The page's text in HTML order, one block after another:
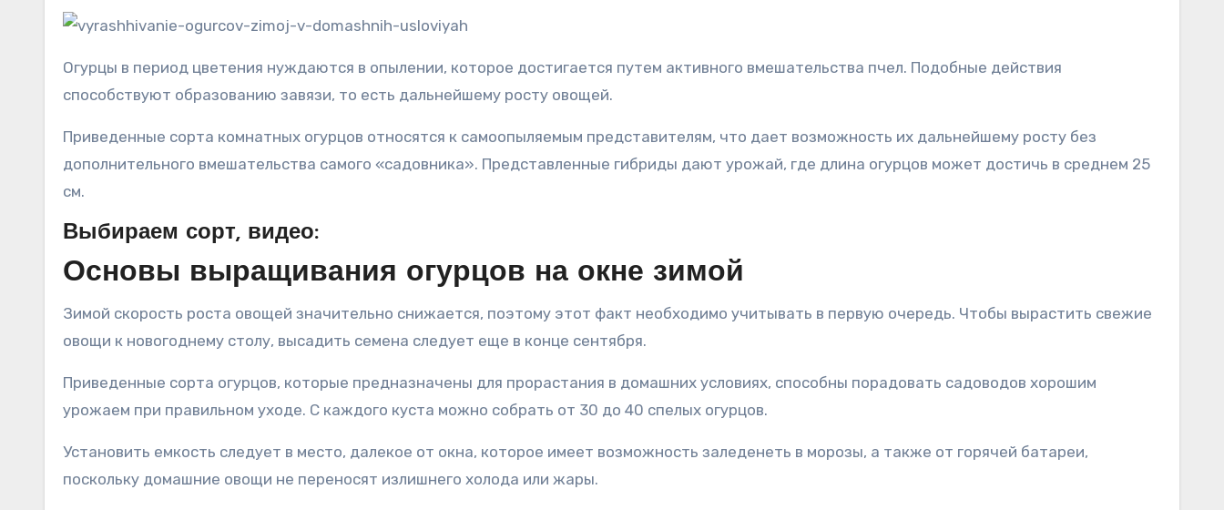
Огурцы в период цветения нуждаются в опылении, которое достигается путем активного вмешательства пчел. Подобные действия
способствуют образованию завязи, то есть дальнейшему росту овощей.
Приведенные сорта комнатных огурцов относятся к самоопыляемым представителям, что дает возможность их дальнейшему росту без
дополнительного вмешательства самого «садовника». Представленные гибриды дают урожай, где длина огурцов может достичь в среднем 25
см.
Выбираем сорт, видео:
Основы выращивания огурцов на окне зимой
Зимой скорость роста овощей значительно снижается, поэтому этот факт необходимо учитывать в первую очередь. Чтобы вырастить свежие
овощи к новогоднему столу, высадить семена следует еще в конце сентября.
Приведенные сорта огурцов, которые предназначены для прорастания в домашних условиях, способны порадовать садоводов хорошим
урожаем при правильном уходе. С каждого куста можно собрать от 30 до 40 спелых огурцов.
Установить емкость следует в место, далекое от окна, которое имеет возможность заледенеть в морозы, а также от горячей батареи,
поскольку домашние овощи не переносят излишнего холода или жары.